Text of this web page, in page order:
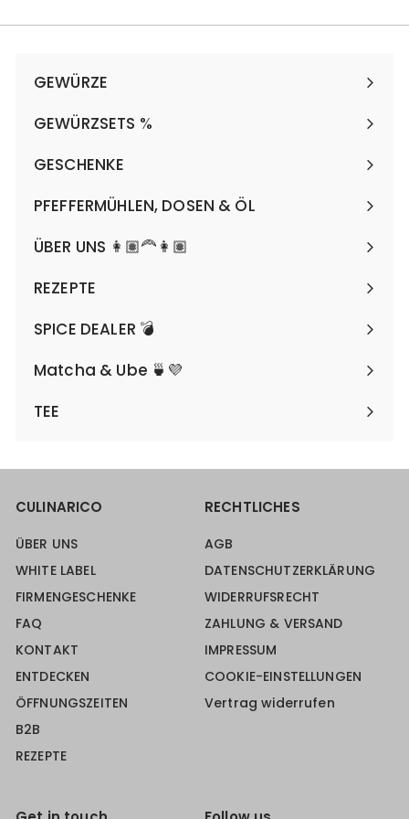
m
5
0
€
GEWÜRZE
Expand
submenu
GEWÜRZSETS %
Expand
submenu
GESCHENKE
Expand
submenu
PFEFFERMÜHLEN, DOSEN & ÖL
Expand
submenu
ÜBER UNS 👩🏽‍🦰👩🏽
REZEPTE
SPICE DEALER 💣
Matcha & Ube 🍵💜
TEE
CULINARICO
ÜBER UNS
WHITE LABEL
FIRMENGESCHENKE
FAQ
KONTAKT
ENTDECKEN
ÖFFNUNGSZEITEN
B2B
REZEPTE
RECHTLICHES
AGB
DATENSCHUTZERKLÄRUNG
WIDERRUFSRECHT
ZAHLUNG & VERSAND
IMPRESSUM
COOKIE-EINSTELLUNGEN
Vertrag widerrufen